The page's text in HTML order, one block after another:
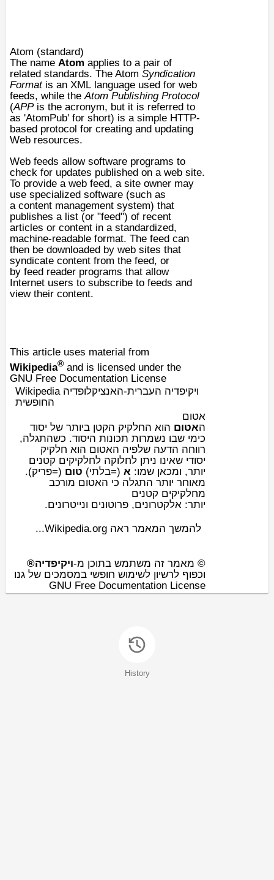
Atom (standard)
The name Atom applies to a pair of
related standards. The Atom Syndication
Formatis an XML language used for web
feeds, while theAtom Publishing Protocol
(APPis the acronym, but it is referred to
as 'AtomPub' for short) is a simple HTTP-
based protocol for creating and updating
Web resources.
Web feeds allow software programs to
check for updates published on a web site.
To provide a web feed, a site owner may
use specialized software (such as
a content management system) that
publishes a list (or "feed") of recent
articles or content in a standardized,
machine-readable format. The feed can
then be downloaded by web sites that
syndicate content from the feed, or
by feed reader programs that allow
Internet users to subscribe to feeds and
view their content.
This article uses material from
Wikipedia® and is licensed under the
GNU Free Documentation License
Wikipedia ויקיפדיה העברית-האנציקלופדיה
החופשית
אטום
האטום הוא החלקיק הקטן ביותר של יסוד
כימי שבו נשמרות תכונות היסוד. כשהתגלה,
רווחה הדעה שלפיה האטום הוא חלקיק
יסודי שאינו ניתן לחלוקה לחלקיקים קטנים
יותר, ומכאן שמו: א (=בלתי) טום (=פריק).
מאוחר יותר התגלה כי האטום מורכב
מחלקיקים קטנים
יותר: אלקטרונים, פרוטונים ונייטרונים.
להמשך המאמר ראה Wikipedia.org...
© מאמר זה משתמש בתוכן מ-ויקיפדיה®
וכפוף לרשיון לשימוש חופשי במסמכים של גנו
GNU Free Documentation License
History